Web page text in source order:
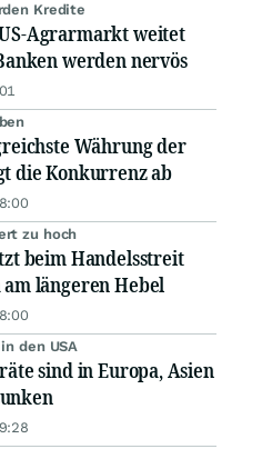
Kredite
Agrarmarkt weitet
werden nervös
Währung der
die Konkurrenz ab
zu hoch
beim Handelsstreit
längeren Hebel
den USA
sind in Europa, Asien